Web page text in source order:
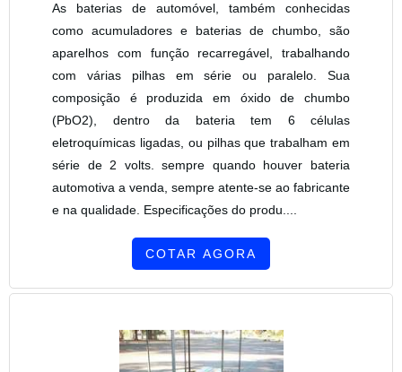
As baterias de automóvel, também conhecidas
como acumuladores e baterias de chumbo, são
aparelhos com função recarregável, trabalhando
com várias pilhas em série ou paralelo. Sua
composição é produzida em óxido de chumbo
(PbO2), dentro da bateria tem 6 células
eletroquímicas ligadas, ou pilhas que trabalham em
série de 2 volts. sempre quando houver bateria
automotiva a venda, sempre atente-se ao fabricante
e na qualidade. Especificações do produ....
COTAR AGORA